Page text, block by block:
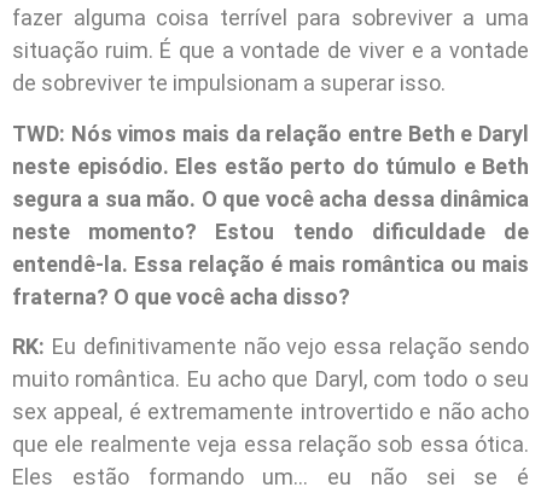
fazer alguma coisa terrível para sobreviver a uma
situação ruim. É que a vontade de viver e a vontade
de sobreviver te impulsionam a superar isso.
TWD: Nós vimos mais da relação entre Beth e Daryl
neste episódio. Eles estão perto do túmulo e Beth
segura a sua mão. O que você acha dessa dinâmica
neste momento? Estou tendo dificuldade de
entendê-la. Essa relação é mais romântica ou mais
fraterna? O que você acha disso?
RK: Eu definitivamente não vejo essa relação sendo
muito romântica. Eu acho que Daryl, com todo o seu
sex appeal, é extremamente introvertido e não acho
que ele realmente veja essa relação sob essa ótica.
Eles estão formando um… eu não sei se é